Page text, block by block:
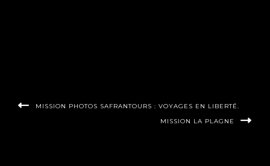
MISSION PHOTOS SAFRANTOURS : VOYAGES EN LIBERTÉ.
MISSION LA PLAGNE